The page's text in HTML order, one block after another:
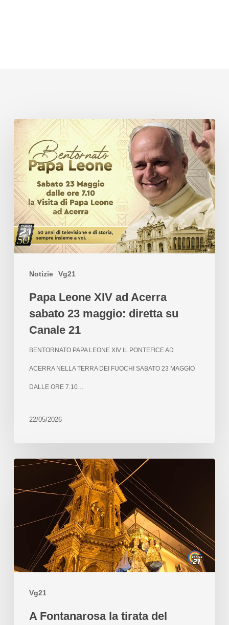
Notizie Vg21
Papa Leone XIV ad Acerra
sabato 23 maggio: diretta su
Canale 21
BENTORNATO PAPA LEONE XIV IL PONTEFICE AD
ACERRA NELLA TERRA DEI FUOCHI SABATO 23 MAGGIO
DALLE ORE 7.10…
22/05/2026
Vg21
A Fontanarosa la tirata del